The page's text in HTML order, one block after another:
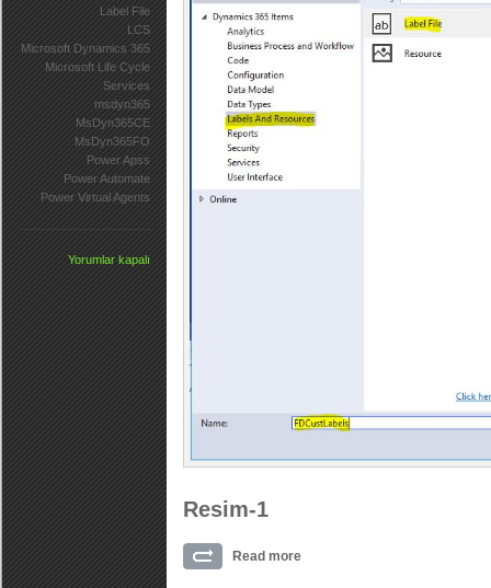
Resim-1
Read more
Label File
LCS
Microsoft Dynamics 365
Microsoft Life Cycle
Services
msdyn365
MsDyn365CE
MsDyn365FO
Power Apss
Power Automate
Power Virtual Agents
Yorumlar kapalı